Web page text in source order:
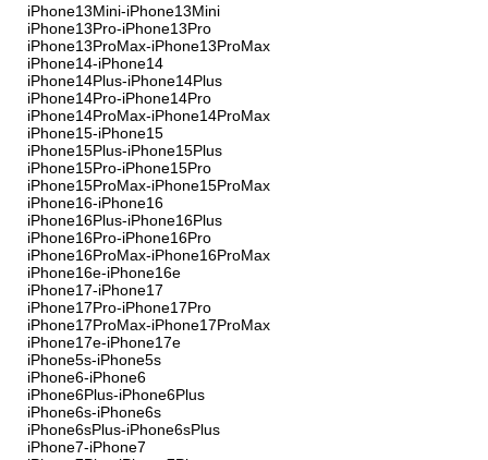
iPhone13Mini-iPhone13Mini
iPhone13Pro-iPhone13Pro
iPhone13ProMax-iPhone13ProMax
iPhone14-iPhone14
iPhone14Plus-iPhone14Plus
iPhone14Pro-iPhone14Pro
iPhone14ProMax-iPhone14ProMax
iPhone15-iPhone15
iPhone15Plus-iPhone15Plus
iPhone15Pro-iPhone15Pro
iPhone15ProMax-iPhone15ProMax
iPhone16-iPhone16
iPhone16Plus-iPhone16Plus
iPhone16Pro-iPhone16Pro
iPhone16ProMax-iPhone16ProMax
iPhone16e-iPhone16e
iPhone17-iPhone17
iPhone17Pro-iPhone17Pro
iPhone17ProMax-iPhone17ProMax
iPhone17e-iPhone17e
iPhone5s-iPhone5s
iPhone6-iPhone6
iPhone6Plus-iPhone6Plus
iPhone6s-iPhone6s
iPhone6sPlus-iPhone6sPlus
iPhone7-iPhone7